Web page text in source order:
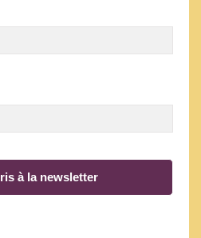
à la newsletter